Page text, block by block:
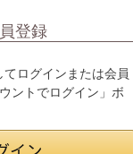
登録
ログインまたは会員
ントでログイン」ボ